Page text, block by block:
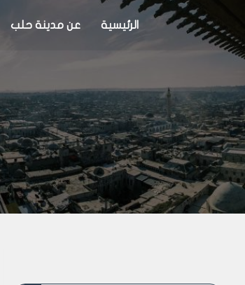
الرئيسية عن مدينة حلب